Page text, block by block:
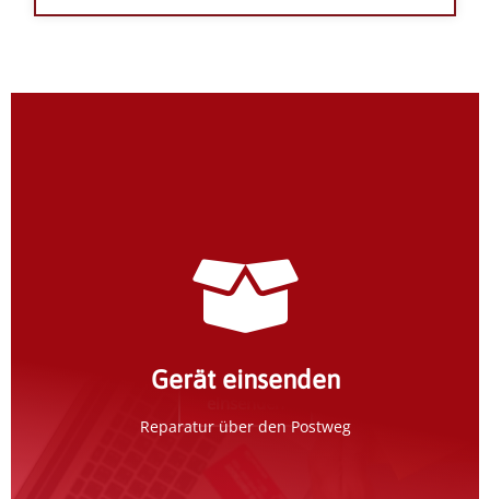
Gerät einsenden
Reparatur über den Postweg
Erfassung im Weyrauch-Portal
Erfassen Sie Ihr Gerät im Reparaturportal und